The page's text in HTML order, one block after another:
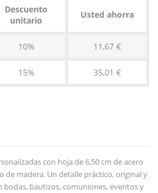
Descuento
unitario
Usted ahorra
10% 11,67 €
15% 35,01 €
con hoja de 6,50 cm de acero
de madera. Un detalle práctico, original y
bautizos, comuniones, eventos y